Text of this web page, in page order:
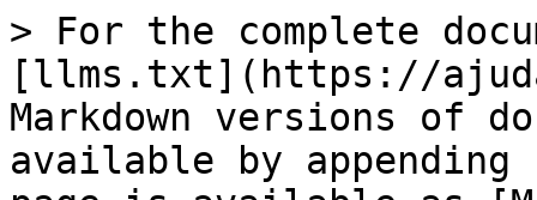
> For the complete
[llms.txt](https://
Markdown versions of
available by